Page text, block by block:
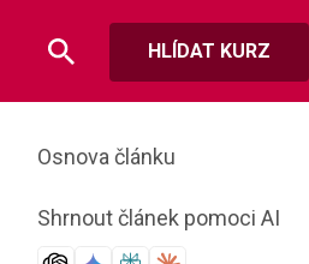
HLÍDAT KURZ
Osnova článku
Shrnout článek pomoci AI